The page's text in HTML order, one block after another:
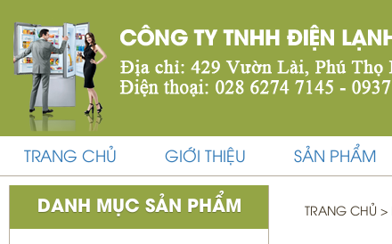
TRANG CHỦ GIỚI THIỆU SẢN PHẨM
DANH MỤC SẢN PHẨM TRANG CHỦ >